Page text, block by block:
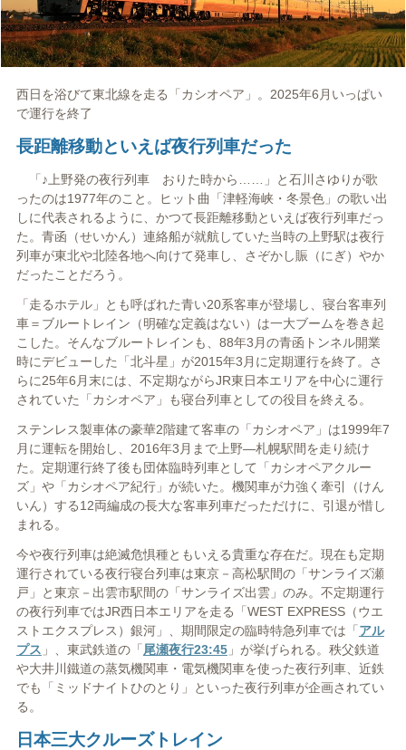
西日を浴びて東北線を走る「カシオペア」。2025年6月いっぱい
で運行を終了
長距離移動といえば夜行列車だった
「♪上野発の夜行列車 おりた時から……」と石川さゆりが歌
ったのは1977年のこと。ヒット曲「津軽海峡・冬景色」の歌い出
しに代表されるように、かつて長距離移動といえば夜行列車だっ
た。青函（せいかん）連絡船が就航していた当時の上野駅は夜行
列車が東北や北陸各地へ向けて発車し、さぞかし賑（にぎ）やか
だったことだろう。
「走るホテル」とも呼ばれた青い20系客車が登場し、寝台客車列
車＝ブルートレイン（明確な定義はない）は一大ブームを巻き起
こした。そんなブルートレインも、88年3月の青函トンネル開業
時にデビューした「北斗星」が2015年3月に定期運行を終了。さ
らに25年6月末には、不定期ながらJR東日本エリアを中心に運行
されていた「カシオペア」も寝台列車としての役目を終える。
ステンレス製車体の豪華2階建て客車の「カシオペア」は1999年7
月に運転を開始し、2016年3月まで上野―札幌駅間を走り続け
た。定期運行終了後も団体臨時列車として「カシオペアクルー
ズ」や「カシオペア紀行」が続いた。機関車が力強く牽引（けん
いん）する12両編成の長大な客車列車だっただけに、引退が惜し
まれる。
今や夜行列車は絶滅危惧種ともいえる貴重な存在だ。現在も定期
運行されている夜行寝台列車は東京－高松駅間の「サンライズ瀬
戸」と東京－出雲市駅間の「サンライズ出雲」のみ。不定期運行
の夜行列車ではJR西日本エリアを走る「WEST EXPRESS（ウエ
ストエクスプレス）銀河」、期間限定の臨時特急列車では「 アル
プス 」、東武鉄道の「 尾瀬夜行23:45」が挙げられる。秩父鉄道
や大井川鐵道の蒸気機関車・電気機関車を使った夜行列車、近鉄
でも「ミッドナイトひのとり」といった夜行列車が企画されてい
る。
日本三大クルーズトレイン